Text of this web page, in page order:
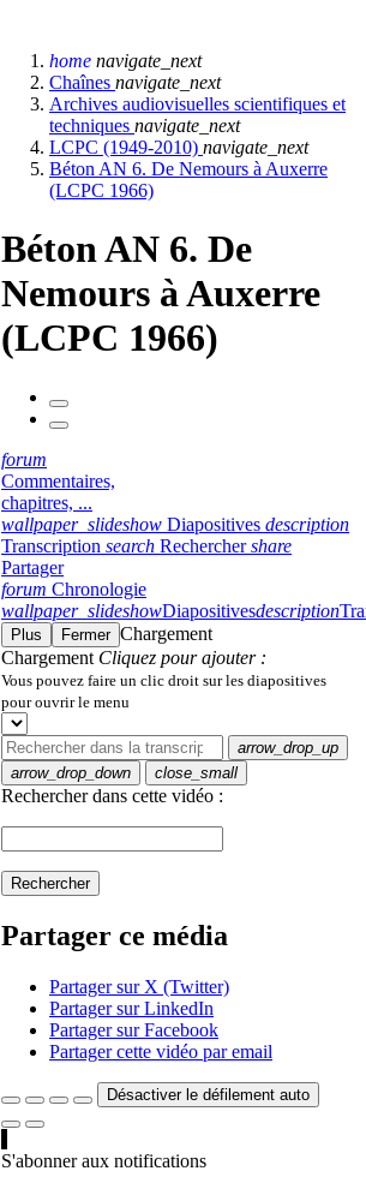
home navigate_next
Chaînes navigate_next
Archives audiovisuelles scientifiques et
techniques navigate_next
LCPC (1949-2010) navigate_next
Béton AN 6. De Nemours à Auxerre
(LCPC 1966)
Béton AN 6. De
Nemours à Auxerre
(LCPC 1966)
forum
Commentaires,
chapitres, ...
wallpaper_slideshow Diapositives description
Transcription search Rechercher share
Partager
forum Chronologie
wallpaper_slideshowDiapositivesdescription
Plus Fermer Chargement
Chargement Cliquez pour ajouter :
Vous pouvez faire un clic droit sur les diapositives
pour ouvrir le menu
arrow_drop_up
arrow_drop_down
close_small
Rechercher dans cette vidéo :
Rechercher
Partager ce média
Partager sur X (Twitter)
Partager sur LinkedIn
Partager sur Facebook
Partager cette vidéo par email
Désactiver le défilement auto
S'abonner aux notifications